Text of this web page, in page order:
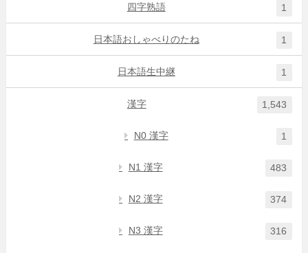
四字熟語 1
日本語おしゃべりのたね 1
日本語生中継 1
漢字 1,543
N0 漢字 1
N1 漢字 483
N2 漢字 374
N3 漢字 316